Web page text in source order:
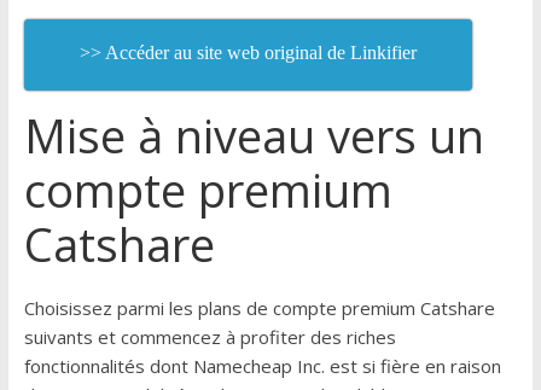
>> Accéder au site web original de Linkifier
Mise à niveau vers un
compte premium
Catshare
Choisissez parmi les plans de compte premium Catshare
suivants et commencez à profiter des riches
fonctionnalités dont Namecheap Inc. est si fière en raison